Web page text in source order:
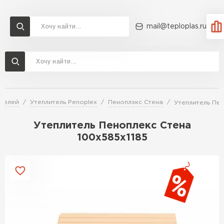
mail@teploplas.ru
Утеплитель Penoplex Пеноплэкс Стена Утеплитель
Утеплитель Пеноплекс Стена
100х585х1185
Доставка и оплата
Утеплитель Ветонит
Утеплитель Profiplex
Утеплитель Технониколь
Утеплитель Rockwool